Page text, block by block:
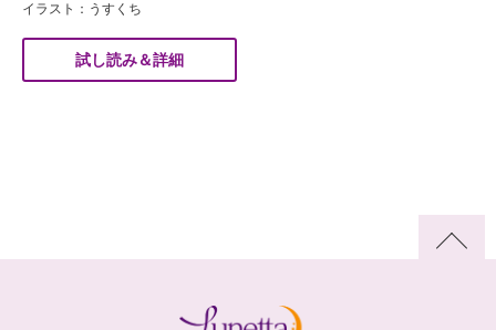
イラスト：うすくち
試し読み＆詳細